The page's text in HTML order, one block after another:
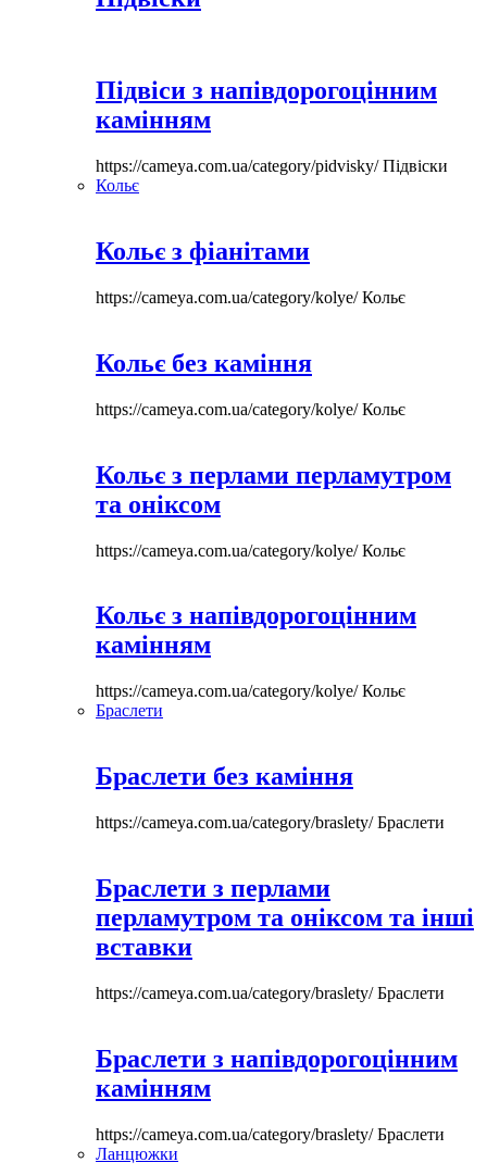
Підвіси з напівдорогоцінним
камінням
https://cameya.com.ua/category/pidvisky/Підвіски
Кольє
Кольє з фіанітами
https://cameya.com.ua/category/kolye/Кольє
Кольє без каміння
https://cameya.com.ua/category/kolye/Кольє
Кольє з перлами перламутром
та оніксом
https://cameya.com.ua/category/kolye/Кольє
Кольє з напівдорогоцінним
камінням
https://cameya.com.ua/category/kolye/Кольє
Браслети
Браслети без каміння
https://cameya.com.ua/category/braslety/Браслети
Браслети з перлами
перламутром та оніксом та інші
вставки
https://cameya.com.ua/category/braslety/Браслети
Браслети з напівдорогоцінним
камінням
https://cameya.com.ua/category/braslety/Браслети
Ланцюжки